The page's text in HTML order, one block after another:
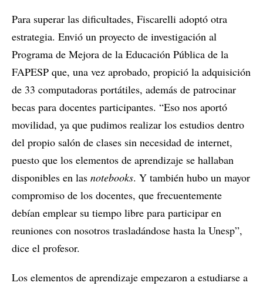
Para superar las dificultades, Fiscarelli adoptó otra
estrategia. Envió un proyecto de investigación al
Programa de Mejora de la Educación Pública de la
FAPESP que, una vez aprobado, propició la adquisición
de 33 computadoras portátiles, además de patrocinar
becas para docentes participantes. “Eso nos aportó
movilidad, ya que pudimos realizar los estudios dentro
del propio salón de clases sin necesidad de internet,
puesto que los elementos de aprendizaje se hallaban
disponibles en las notebooks. Y también hubo un mayor
compromiso de los docentes, que frecuentemente
debían emplear su tiempo libre para participar en
reuniones con nosotros trasladándose hasta la Unesp”,
dice el profesor.
Los elementos de aprendizaje empezaron a estudiarse a